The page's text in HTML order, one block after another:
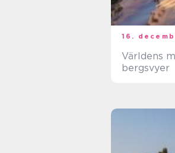
16.
Världens
bergsvyer